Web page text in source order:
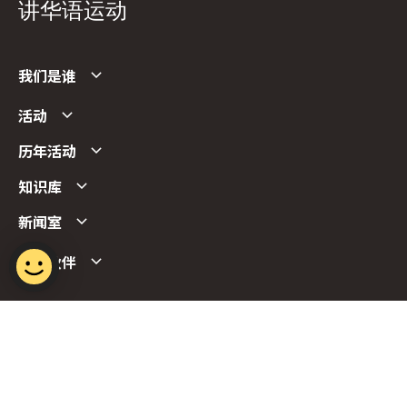
讲华语运动
我们是谁
活动
历年活动
知识库
新闻室
合作伙伴